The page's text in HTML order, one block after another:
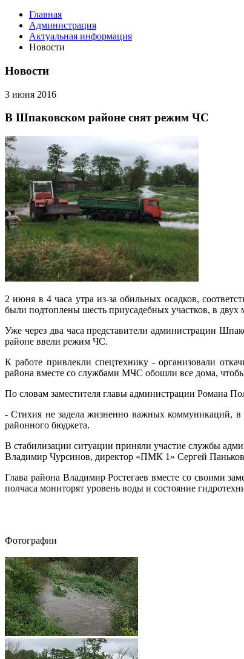
Главная
Администрация
Актуальная информация
Новости
Новости
3 июня 2016
В Шпаковском районе снят режим ЧС
2 июня в 4 часа утра из-за обильных осадков,
были подтоплены шесть приусадебных участков, в двух
Уже через два часа представители администрации
районе ввели режим ЧС.
К работе привлекли спецтехнику - организовали
района вместе со службами МЧС обошли все дома,
По словам заместителя главы администрации Романа
- Стихия не задела жизненно важных коммуникаций, в
районного бюджета.
В стабилизации ситуации приняли участие службы
Владимир Чурсинов, директор «ПМК 1» Сергей
Глава района Владимир Ростегаев вместе со своими
полчаса мониторят уровень воды и состояние
Фотографии